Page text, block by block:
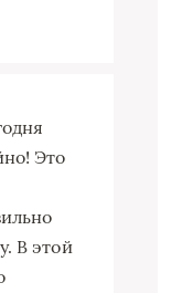
Это
В этой